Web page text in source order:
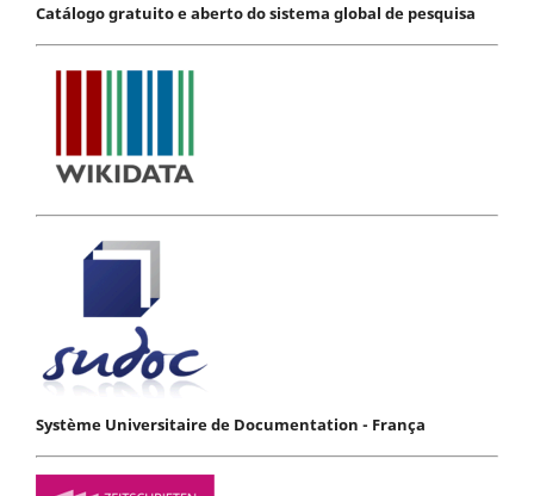
Catálogo gratuito e aberto do sistema global de pesquisa
Système Universitaire de Documentation - França